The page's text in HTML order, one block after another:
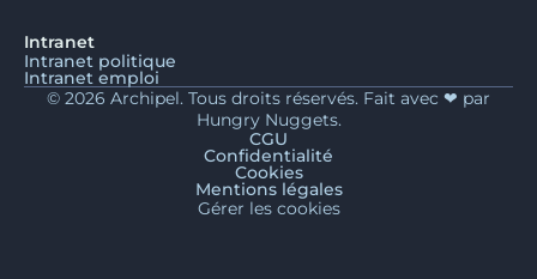
Intranet
Intranet politique
Intranet emploi
© 2026 Archipel. Tous droits réservés. Fait avec ❤ par
Hungry Nuggets.
CGU
Confidentialité
Cookies
Mentions légales
Gérer les cookies